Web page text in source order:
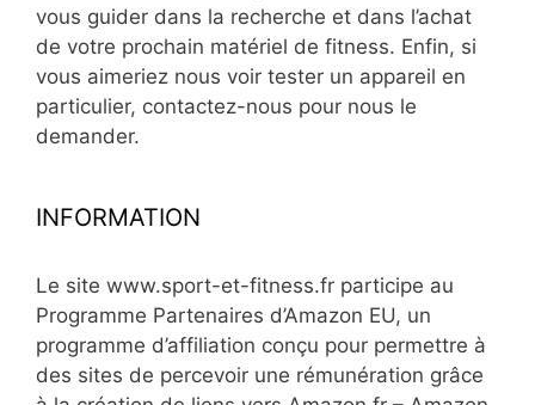
vous guider dans la recherche et dans l’achat
de votre prochain matériel de fitness. Enfin, si
vous aimeriez nous voir tester un appareil en
particulier, contactez-nous pour nous le
demander.
INFORMATION
Le site www.sport-et-fitness.fr participe au
Programme Partenaires d’Amazon EU, un
programme d’affiliation conçu pour permettre à
des sites de percevoir une rémunération grâce